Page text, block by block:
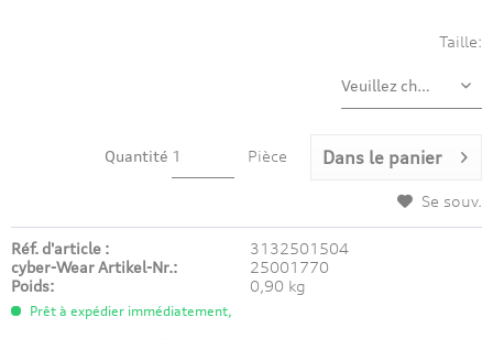
Taille:
Quantité Pièce Dans le panier
Se souv.
Réf. d'article :
3132501504
cyber-Wear Artikel-Nr.:
25001770
Poids:
0,90 kg
Prêt à expédier immédiatement,